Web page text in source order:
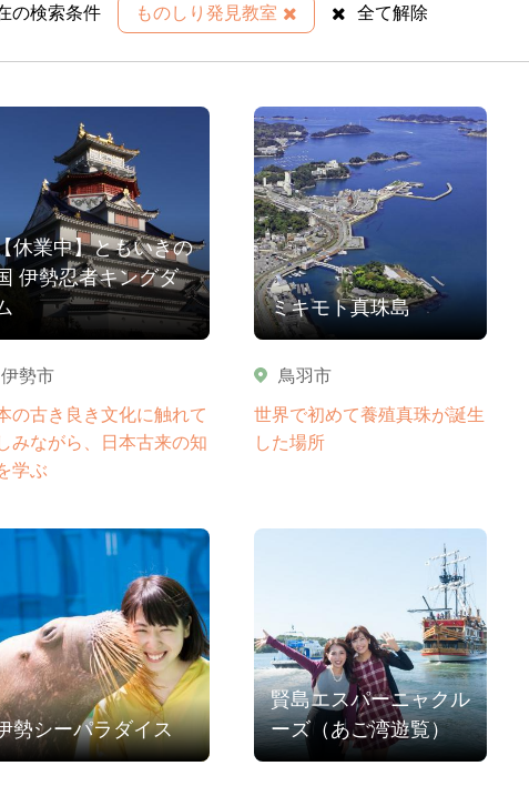
の検索条件 ものしり発見教室 全て解除
休業中】ともいきの
伊勢忍者キングダ
伊勢市
の古き良き文化に触れて
みながら、日本古来の知
学ぶ
ミキモト真珠島
鳥羽市
世界で初めて養殖真珠が誕生
した場所
勢シーパラダイス
賢島エスパーニャクル
ーズ（あご湾遊覧）